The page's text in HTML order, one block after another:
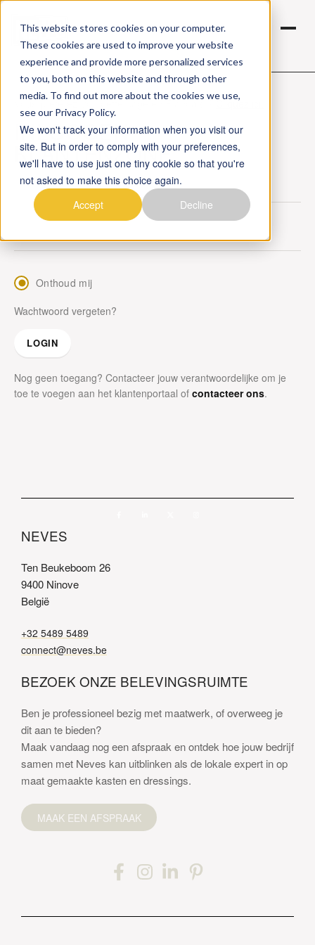
This website stores cookies on your computer.
These cookies are used to improve your website
experience and provide more personalized services
to you, both on this website and through other
media. To find out more about the cookies we use,
see our Privacy Policy.
We won't track your information when you visit our
site. But in order to comply with your preferences,
we'll have to use just one tiny cookie so that you're
not asked to make this choice again.
Accept
Decline
Vous préférez voir cette page en Français ?Cliquez ici.
INLOGGEN
KLANTENZONE
Onthoud mij
Wachtwoord vergeten?
LOGIN
Nog geen toegang? Contacteer jouw verantwoordelijke om je
toe te voegen aan het klantenportaal of contacteer ons.
NEVES
Ten Beukeboom 26
9400 Ninove
België
+32 5489 5489
connect@neves.be
BEZOEK ONZE BELEVINGSRUIMTE
Ben je professioneel bezig met maatwerk, of overweeg je
dit aan te bieden?
Maak vandaag nog een afspraak en ontdek hoe jouw bedrijf
samen met Neves kan uitblinken als de lokale expert in op
maat gemaakte kasten en dressings.
MAAK EEN AFSPRAAK